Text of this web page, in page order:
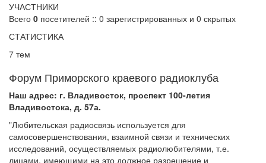
УЧАСТНИКИ
Всего 0 посетителей :: 0 зарегистрированных и 0 скрытых
СТАТИСТИКА
7 тем
Форум Приморского краевого радиоклуба
Наш адрес: г. Владивосток, проспект 100-летия
Владивостока, д. 57а.
"Любительская радиосвязь используется для
самосовершенствования, взаимной связи и технических
исследований, осуществляемых радиолюбителями, т.е.
лицами, имеющими на это должное разрешение и